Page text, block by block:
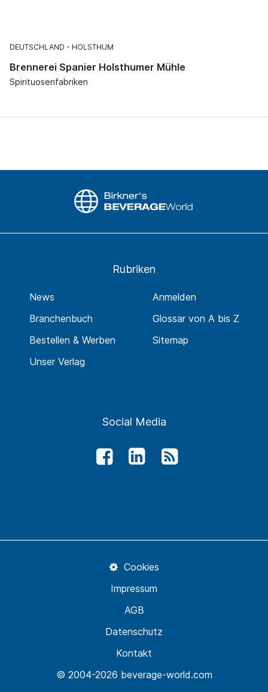
DEUTSCHLAND HOLSTHUM
Brennerei Spanier Holsthumer Mühle
Spirituosenfabriken
Rubriken
News
Branchenbuch
Bestellen & Werben
Unser Verlag
Anmelden
Glossar von A bis Z
Sitemap
Social Media
© 2004-2026 beverage-world.com
Kontakt
Datenschutz
AGB
Impressum
Cookies